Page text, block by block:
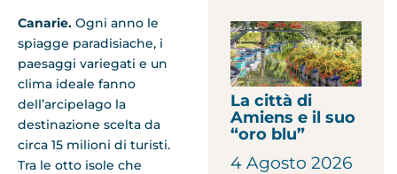
Canarie. Ogni anno le
spiagge paradisiache, i
paesaggi variegati e un
clima ideale fanno
dell’arcipelago la
destinazione scelta da
circa 15 milioni di turisti.
Tra le otto isole che
La città di
Amiens e il suo
“oro blu”
4 Agosto 2026